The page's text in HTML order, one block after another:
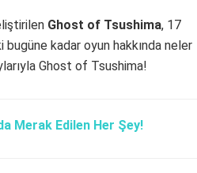
Ghost of Tsushima, 17
bugüne kadar oyun hakkında neler
Ghost of Tsushima!
Merak Edilen Her Şey!